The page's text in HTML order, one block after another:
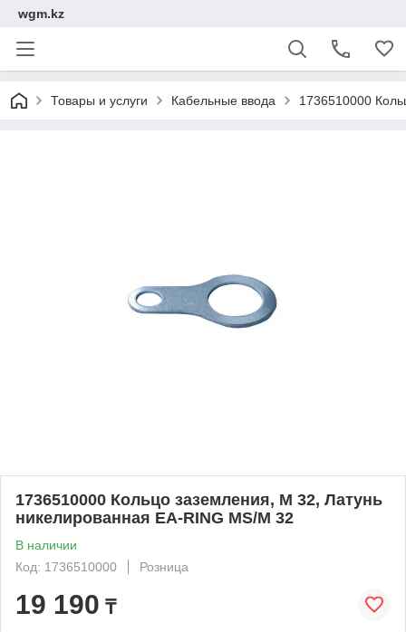
wgm.kz
Товары и услуги Кабельные ввода 1736510000
1736510000 Кольцо заземления, M 32, Латунь
никелированная EA-RING MS/M 32
В наличии
Код: 1736510000
Розница
19 190 ₸